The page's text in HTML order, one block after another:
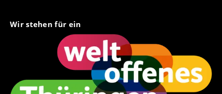
Wir stehen für ein